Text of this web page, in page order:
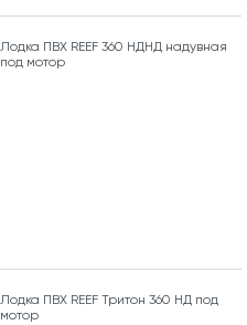
Лодка ПВХ REEF 360 НДНД надувная
под мотор
Лодка ПВХ REEF Тритон 360 НД под
мотор